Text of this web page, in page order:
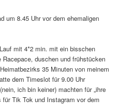
um 8.45 Uhr vor dem ehemaligen
mit 4*2 min. mit ein bisschen
duschen und frühstücken
35 Minuten von meinem
dem Timeslot für 9.00 Uhr
ich bin keiner) machten für „ihre
für Tik Tok und Instagram vor dem